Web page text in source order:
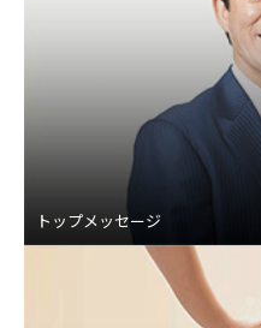
トップメッセージ